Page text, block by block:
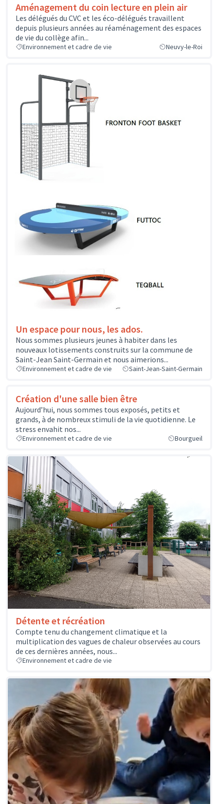
Aménagement du coin lecture en plein air
Les délégués du CVC et les éco-délégués travaillent
depuis plusieurs années au réaménagement des espaces
de vie du collège afin...
Environnement et cadre de vie Neuvy-le-Roi
Un espace pour nous, les ados.
Nous sommes plusieurs jeunes à habiter dans les
nouveaux lotissements construits sur la commune de
Saint-Jean Saint-Germain et nous aimerions...
Environnement et cadre de vie Saint-Jean-Saint-Germain
Création d'une salle bien être
Aujourd’hui, nous sommes tous exposés, petits et
grands, à de nombreux stimuli de la vie quotidienne. Le
stress envahit nos...
Environnement et cadre de vie Bourgueil
Détente et récréation
Compte tenu du changement climatique et la
multiplication des vagues de chaleur observées au cours
de ces dernières années, nous...
Environnement et cadre de vie